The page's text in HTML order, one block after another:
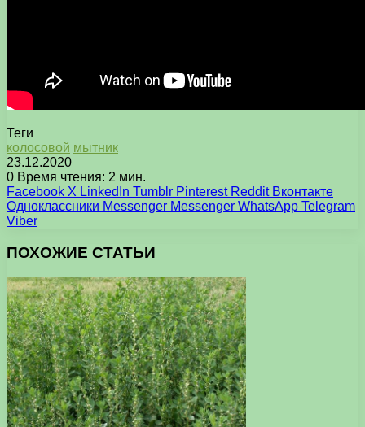
Теги
колосовой мытник
23.12.2020
0 Время чтения: 2 мин.
Facebook X LinkedIn Tumblr Pinterest Reddit Вконтакте
Одноклассники Messenger Messenger WhatsApp Telegram
Viber
ПОХОЖИЕ СТАТЬИ